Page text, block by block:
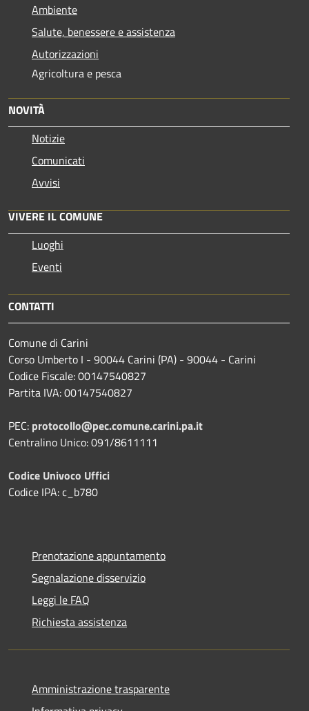
Ambiente
Salute, benessere e assistenza
Autorizzazioni
Agricoltura e pesca
NOVITÀ
Notizie
Comunicati
Avvisi
VIVERE IL COMUNE
Luoghi
Eventi
CONTATTI
Comune di Carini
Corso Umberto I - 90044 Carini (PA) - 90044 - Carini
Codice Fiscale: 00147540827
Partita IVA: 00147540827
PEC: protocollo@pec.comune.carini.pa.it
Centralino Unico: 091/8611111
Codice Univoco Uffici
Codice IPA: c_b780
Prenotazione appuntamento
Segnalazione disservizio
Leggi le FAQ
Richiesta assistenza
Amministrazione trasparente